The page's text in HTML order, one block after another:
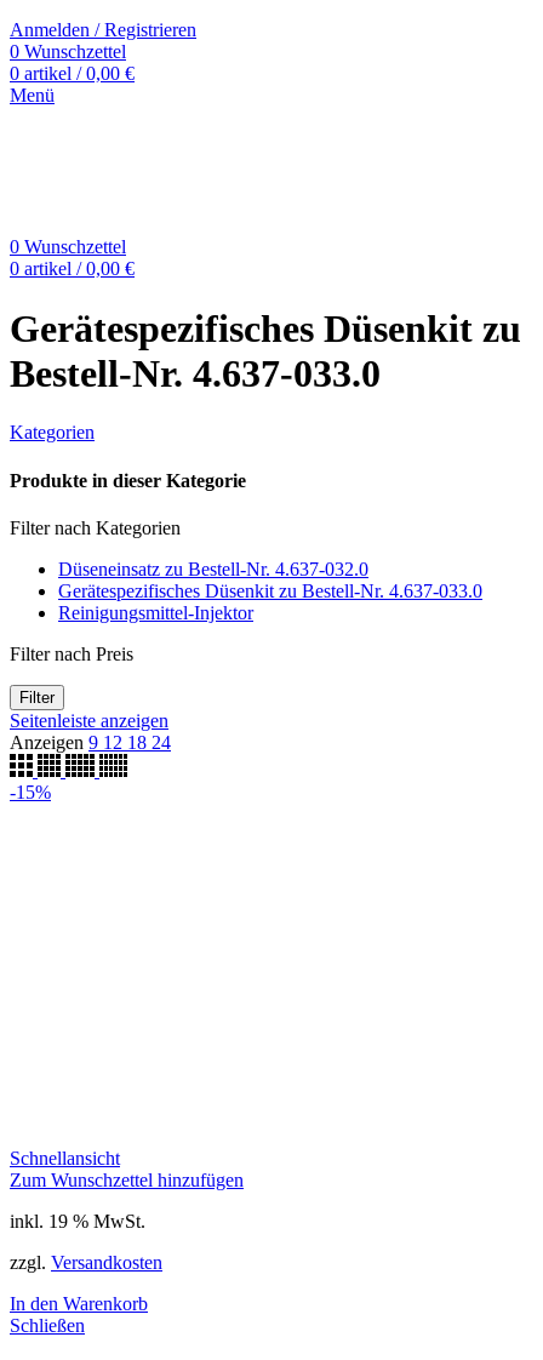
Anmelden / Registrieren
0 Wunschzettel
0 artikel / 0,00 €
Menü
0 Wunschzettel
0 artikel / 0,00 €
Gerätespezifisches Düsenkit zu
Bestell-Nr. 4.637-033.0
Kategorien
Produkte in dieser Kategorie
Filter nach Kategorien
Düseneinsatz zu Bestell-Nr. 4.637-032.0
Gerätespezifisches Düsenkit zu Bestell-Nr. 4.637-033.0
Reinigungsmittel-Injektor
Filter nach Preis
Filter
Seitenleiste anzeigen
Anzeigen 9 12 18 24
-15%
Schnellansicht
Zum Wunschzettel hinzufügen
inkl. 19 % MwSt.
zzgl. Versandkosten
In den Warenkorb
Schließen